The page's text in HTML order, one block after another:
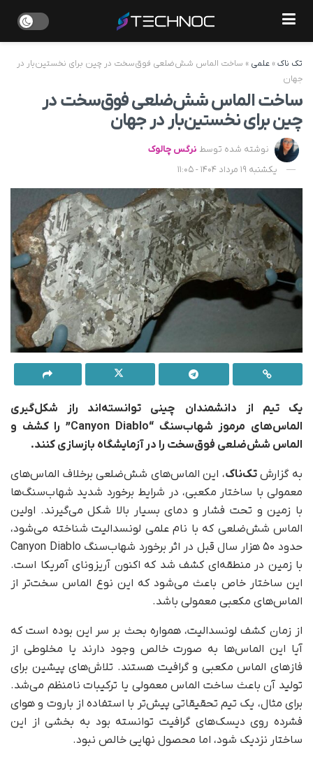
تک ناک» علمی » ساخت الماس شش‌ضلعی فوق‌سخت در چین برای نخستین‌بار در
جهان
ساخت الماس شش‌ضلعی فوق‌سخت در
چین برای نخستین‌بار در جهان
نوشته شده توسط نرگس چالوک
یکشنبه 19 مرداد 1404 - 11:05
یک تیم از دانشمندان چینی توانسته‌اند راز شکل‌گیری
الماس‌های مرموز شهاب‌سنگ “Canyon Diablo” را کشف و
الماس شش‌ضلعی فوق‌سخت را در آزمایشگاه بازسازی کنند.
به گزارشتک‌ناک، این الماس‌های شش‌ضلعی برخلاف الماس‌های
معمولی با ساختار مکعبی، در شرایط برخورد شدید شهاب‌سنگ‌ها
با زمین و تحت فشار و دمای بسیار بالا شکل می‌گیرند. اولین
الماس شش‌ضلعی که با نام علمی لونسدالیت شناخته می‌شود،
حدود ۵۰ هزار سال قبل در اثر برخورد شهاب‌سنگ Canyon Diablo
با زمین در منطقه‌ای کشف شد که اکنون آریزونای آمریکا است.
این ساختار خاص باعث می‌شود که این نوع الماس سخت‌تر از
الماس‌های مکعبی معمولی باشد.
از زمان کشف لونسدالیت، همواره بحث بر سر این بوده است که
آیا این الماس‌ها به صورت خالص وجود دارند یا مخلوطی از
فازهای الماس مکعبی و گرافیت هستند. تلاش‌های پیشین برای
تولید آن باعث ساخت الماس معمولی یا ترکیبات نامنظم می‌شد.
برای مثال، یک تیم تحقیقاتی پیش‌تر با استفاده از باروت و هوای
فشرده روی دیسک‌های گرافیت توانسته بود به بخشی از این
ساختار نزدیک شود، اما محصول نهایی خالص نبود.